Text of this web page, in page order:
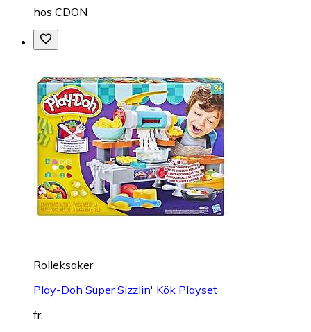
hos CDON
Rolleksaker
Play-Doh Super Sizzlin' Kök Playset
fr.